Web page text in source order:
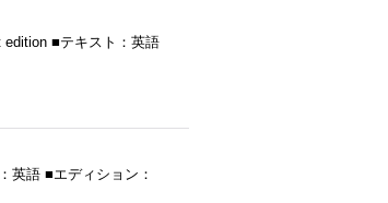
■テキスト：英語
英語 ■エディション：